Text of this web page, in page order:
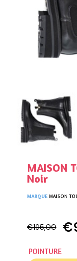
MAISON
Noir
MARQUE MAISON
€195,00
POINTURE